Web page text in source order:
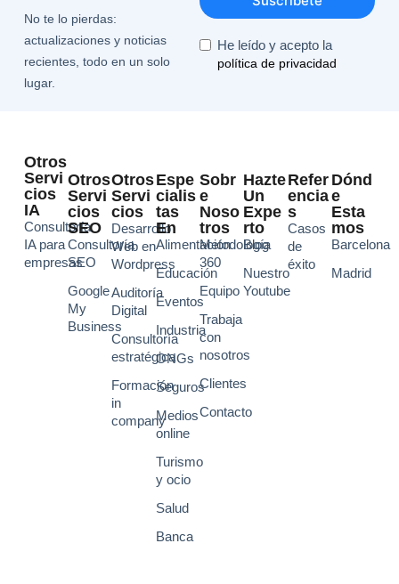
No te lo pierdas:
actualizaciones y noticias
recientes, todo en un solo
lugar.
He leído y acepto la
política de privacidad
Otros
Servi
Cios
IA
Consultoría
IA para
empresas
Otros
Servi
Cios
SEO
Consultoría
SEO
Google
My
Business
Otros
Servi
Cios
Desarrollo
Web en
Wordpress
Auditoría
Digital
Consultoría
estratégica
Formación
in
company
Espe
Cialis
Tas
En
Alimentación
Educación
Eventos
Industria
ONGs
Seguros
Medios
online
Turismo
y ocio
Salud
Banca
Sobr
E
Noso
Tros
Metodología
360
Equipo
Trabaja
con
nosotros
Clientes
Contacto
Hazte
Un
Expe
Rto
Blog
Nuestro
Youtube
Refer
Encia
S
Casos
de
éxito
Dónd
E
Esta
Mos
Barcelona
Madrid